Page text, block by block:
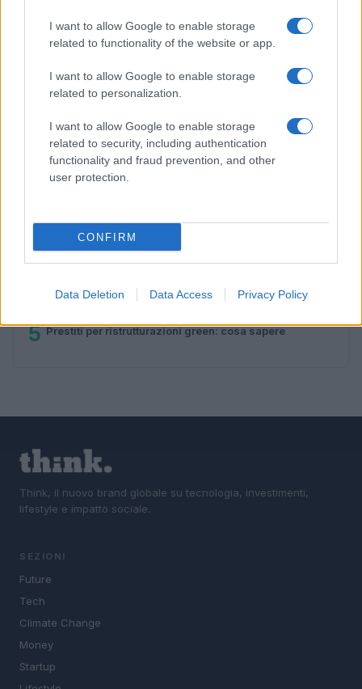
I want to allow Google to enable storage
related to functionality of the website or app.
I want to allow Google to enable storage
related to personalization.
I want to allow Google to enable storage
related to security, including authentication
functionality and fraud prevention, and other
user protection.
CONFIRM
Data Deletion Data Access Privacy Policy
green e deep tech
Andrea Innocenti · 5 Ago 2026
The Griffin Incident: l’episodio horror di Star Trek:
Strange New Worlds 4
Costruire carriere con fondi UE: competenze digitali,
green e deep tech
Israele e Trump
5 Prestiti per ristrutturazioni green: cosa sapere
Think, il nuovo brand globale su tecnologia, investimenti,
lifestyle e impatto sociale.
SEZIONI
Future
Tech
Climate Change
Money
Startup